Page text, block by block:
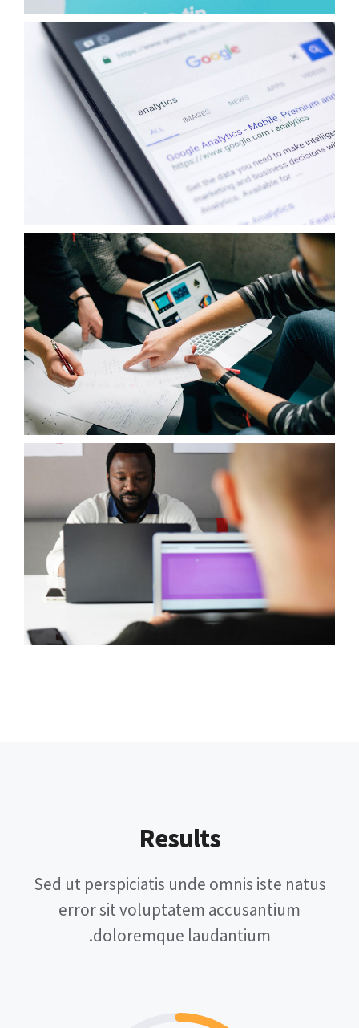
Results
Sed ut perspiciatis unde omnis iste natus
error sit voluptatem accusantium
doloremque laudantium.